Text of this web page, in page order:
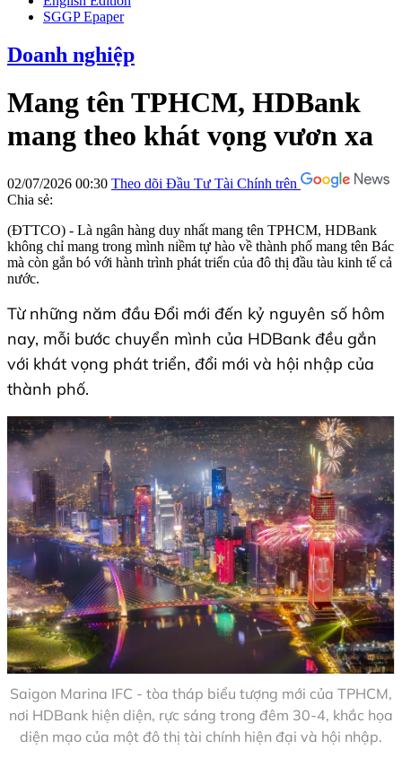
SGGP Epaper
Doanh nghiệp
Mang tên TPHCM, HDBank
mang theo khát vọng vươn xa
02/07/2026 00:30 Theo dõi Đầu Tư Tài Chính trên
Chia sẻ:
(ĐTTCO) - Là ngân hàng duy nhất mang tên TPHCM, HDBank
không chỉ mang trong mình niềm tự hào về thành phố mang tên Bác
mà còn gắn bó với hành trình phát triển của đô thị đầu tàu kinh tế cả
nước.
Từ những năm đầu Đổi mới đến kỷ nguyên số hôm
nay, mỗi bước chuyển mình của HDBank đều gắn
với khát vọng phát triển, đổi mới và hội nhập của
thành phố.
Saigon Marina IFC - tòa tháp biểu tượng mới của TPHCM,
nơi HDBank hiện diện, rực sáng trong đêm 30-4, khắc họa
diện mạo của một đô thị tài chính hiện đại và hội nhập.